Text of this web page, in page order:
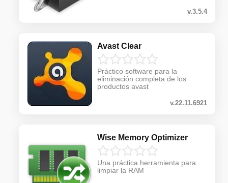
v.3.5.4
Avast Clear
Práctico software para la
eliminación completa de los
productos avast
v.22.11.6921
Wise Memory Optimizer
Una práctica herramienta para
limpiar la RAM